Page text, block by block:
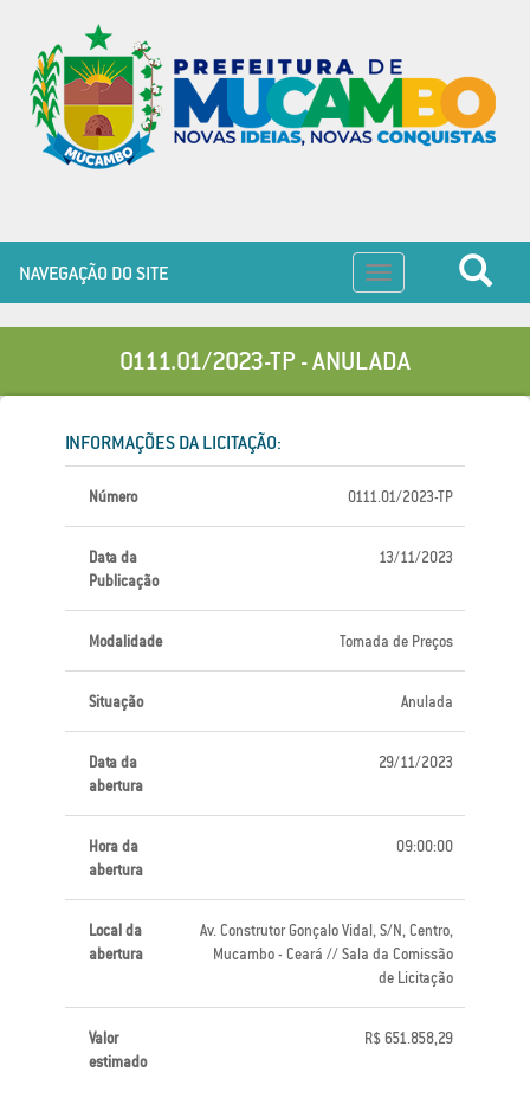
Toggle
navigation
NAVEGAÇÃO DO SITE
0111.01/2023-TP - ANULADA
INFORMAÇÕES DA LICITAÇÃO:
Número 0111.01/2023-TP
Data da
Publicação
13/11/2023
Modalidade Tomada de Preços
Situação Anulada
Data da
abertura
29/11/2023
Hora da
abertura
09:00:00
Local da
abertura
Av. Construtor Gonçalo Vidal, S/N, Centro,
Mucambo - Ceará // Sala da Comissão
de Licitação
Valor
estimado
R$ 651.858,29